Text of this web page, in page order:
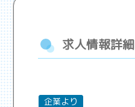
求人情報詳細